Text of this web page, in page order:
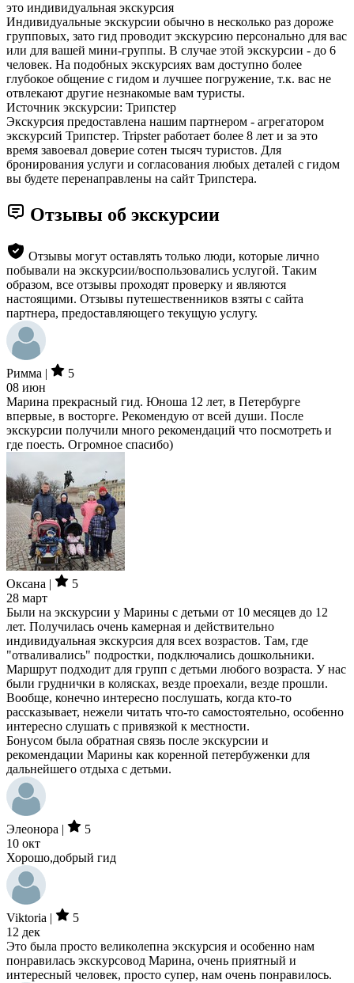
это индивидуальная экскурсия
Индивидуальные экскурсии обычно в несколько раз дороже
групповых, зато гид проводит экскурсию персонально для вас
или для вашей мини-группы. В случае этой экскурсии - до 6
человек. На подобных экскурсиях вам доступно более
глубокое общение с гидом и лучшее погружение, т.к. вас не
отвлекают другие незнакомые вам туристы.
Источник экскурсии: Трипстер
Экскурсия предоставлена нашим партнером - агрегатором
экскурсий Трипстер. Tripster работает более 8 лет и за это
время завоевал доверие сотен тысяч туристов. Для
бронирования услуги и согласования любых деталей с гидом
вы будете перенаправлены на сайт Трипстера.
Отзывы об экскурсии
Отзывы могут оставлять только люди, которые лично
побывали на экскурсии/воспользовались услугой. Таким
образом, все отзывы проходят проверку и являются
настоящими. Отзывы путешественников взяты с сайта
партнера, предоставляющего текущую услугу.
Римма |
5
08 июн
Марина прекрасный гид. Юноша 12 лет, в Петербурге
впервые, в восторге. Рекомендую от всей души. После
экскурсии получили много рекомендаций что посмотреть и
где поесть. Огромное спасибо)
Оксана |
5
28 март
Были на экскурсии у Марины с детьми от 10 месяцев до 12
лет. Получилась очень камерная и действительно
индивидуальная экскурсия для всех возрастов. Там, где
"отваливались" подростки, подключались дошкольники.
Маршрут подходит для групп с детьми любого возраста. У нас
были груднички в колясках, везде проехали, везде прошли.
Вообще, конечно интересно послушать, когда кто-то
рассказывает, нежели читать что-то самостоятельно, особенно
интересно слушать с привязкой к местности.
Бонусом была обратная связь после экскурсии и
рекомендации Марины как коренной петербуженки для
дальнейшего отдыха с детьми.
Элеонора |
5
10 окт
Хорошо,добрый гид
Viktoria |
5
12 дек
Это была просто великолепна экскурсия и особенно нам
понравилась экскурсовод Марина, очень приятный и
интересный человек, просто супер, нам очень понравилось.